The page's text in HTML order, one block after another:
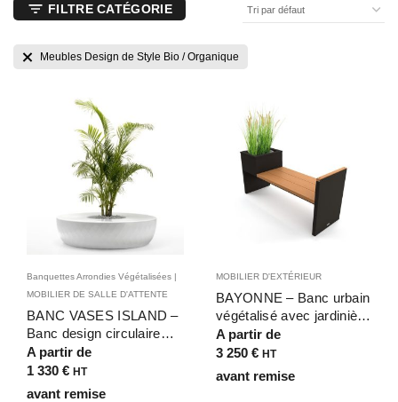
FILTRE CATÉGORIE
Meubles Design de Style Bio / Organique
Banquettes Arrondies Végétalisées |
MOBILIER DE SALLE D'ATTENTE
BANC VASES ISLAND –
Banc design circulaire
avec jardinière centrale
aspect diamant pour
extérieur ou intérieur
A partir de
1 330 € HT
avant remise
MOBILIER D'EXTÉRIEUR
BAYONNE – Banc urbain
végétalisé avec jardinière
– acier et bois exotique
pour espace vert
A partir de
3 250 € HT
avant remise